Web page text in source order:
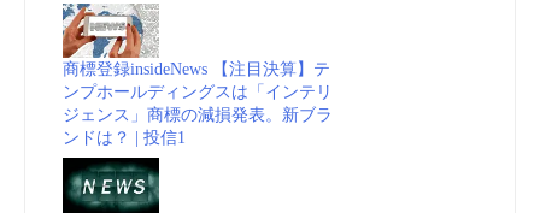
商標登録insideNews 【注目決算】テ
ンプホールディングスは「インテリ
ジェンス」商標の減損発表。新ブラ
ンドは？ | 投信1